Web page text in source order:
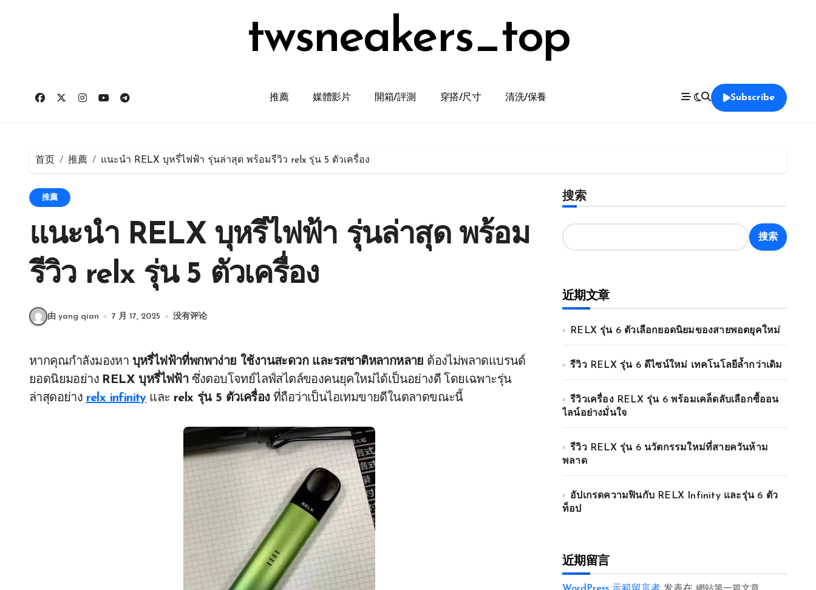
twsneakers_top
推薦 媒體影片 開箱/評測 穿搭/尺寸 清洗/保養 Subscribe
首页 推薦 แนะนำ RELX บุหรี่ไฟฟ้า รุ่นล่าสุด พร้อมรีวิว relx รุ่น 5 ตัวเครื่อง
推薦
แนะนำ RELX บุหรี่ไฟฟ้า รุ่นล่าสุด พร้อม
รีวิว relx รุ่น 5 ตัวเครื่อง
由 yang qian 7 月 17, 2025 没有评论
หากคุณกำลังมองหา บุหรี่ไฟฟ้าที่พกพาง่าย ใช้งานสะดวก และรสชาติหลากหลาย ต้องไม่พลาดแบรนด์
ยอดนิยมอย่าง RELX บุหรี่ไฟฟ้าซึ่งตอบโจทย์ไลฟ์สไตล์ของคนยุคใหม่ได้เป็นอย่างดี โดยเฉพาะรุ่น
ล่าสุดอย่าง relx infinityและ relx รุ่น 5 ตัวเครื่องที่ถือว่าเป็นไอเทมขายดีในตลาดขณะนี้
搜索
搜索
近期文章
RELX รุ่น 6 ตัวเลือกยอดนิยมของสายพอตยุคใหม่
รีวิว RELX รุ่น 6 ดีไซน์ใหม่ เทคโนโลยีล้ำกว่าเดิม
รีวิวเครื่อง RELX รุ่น 6 พร้อมเคล็ดลับเลือกซื้ออน
ไลน์อย่างมั่นใจ
รีวิว RELX รุ่น 6 นวัตกรรมใหม่ที่สายควันห้าม
พลาด
อัปเกรดความฟินกับ RELX Infinity และรุ่น 6 ตัว
ท็อป
近期留言